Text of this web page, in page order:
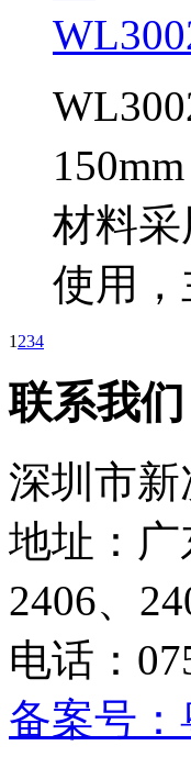
150mm
材料
使用
1 234
联系我们
深圳市
地址：
2406、
电话：
备案号：